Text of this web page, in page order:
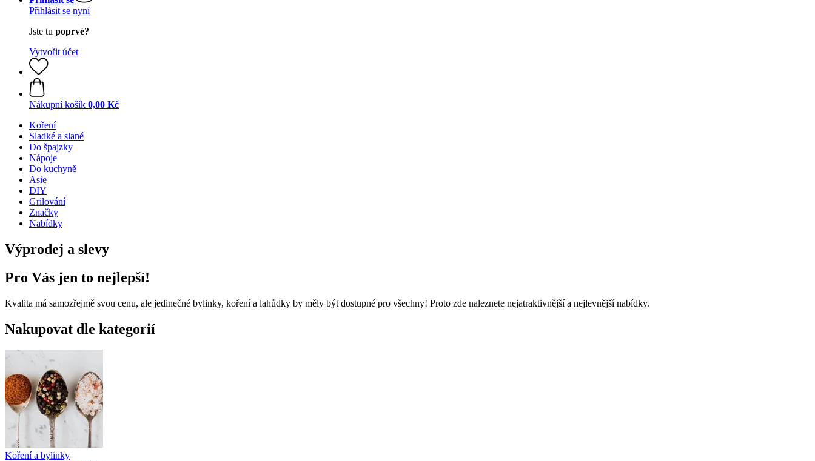
Přihlásit se nyní
Jste tu poprvé?
Vytvořit účet
Nákupní košík 0,00 Kč
Koření
Sladké a slané
Do špajzky
Nápoje
Do kuchyně
Asie
DIY
Grilování
Značky
Nabídky
Výprodej a slevy
Pro Vás jen to nejlepší!
Kvalita má samozřejmě svou cenu, ale jedinečné bylinky, koření a lahůdky by měly být dostupné pro všechny! Proto zde naleznete nejatraktivnější a nejlevnější nabídky.
Nakupovat dle kategorií
Koření a bylinky